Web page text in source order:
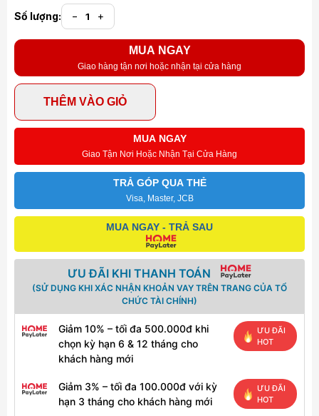
Số lượng: − +
MUA NGAY
Giao hàng tận nơi hoặc nhận tại cửa hàng
THÊM VÀO GIỎ
MUA NGAY
Giao Tận Nơi Hoặc Nhận Tại Cửa Hàng
TRẢ GÓP QUA THẺ
Visa, Master, JCB
MUA NGAY - TRẢ SAU
ƯU ĐÃI KHI THANH TOÁN
(SỬ DỤNG KHI XÁC NHẬN KHOẢN VAY TRÊN TRANG CỦA TỔ
CHỨC TÀI CHÍNH)
Giảm 10% – tối đa 500.000đ khi
chọn kỳ hạn 6 & 12 tháng cho
khách hàng mới
ƯU ĐÃI
HOT
Giảm 3% – tối đa 100.000đ với kỳ
hạn 3 tháng cho khách hàng mới
ƯU ĐÃI
HOT